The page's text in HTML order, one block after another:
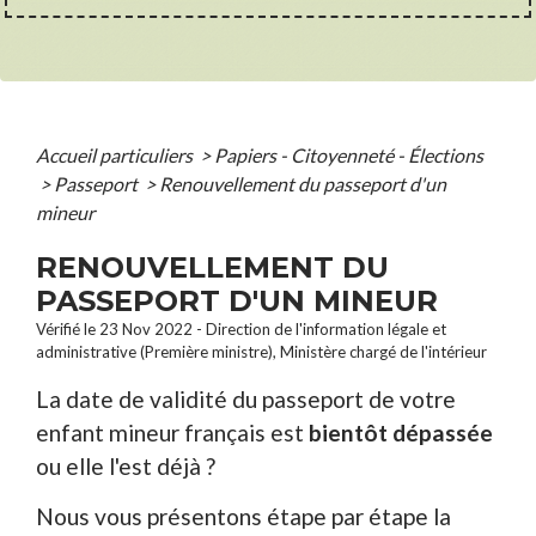
Accueil particuliers > Papiers - Citoyenneté - Élections
> Passeport > Renouvellement du passeport d'un
mineur
RENOUVELLEMENT DU
PASSEPORT D'UN MINEUR
Vérifié le 23 Nov 2022 - Direction de l'information légale et
administrative (Première ministre), Ministère chargé de l'intérieur
La date de validité du passeport de votre
enfant mineur français est bientôt dépassée
ou elle l'est déjà ?
Nous vous présentons étape par étape la